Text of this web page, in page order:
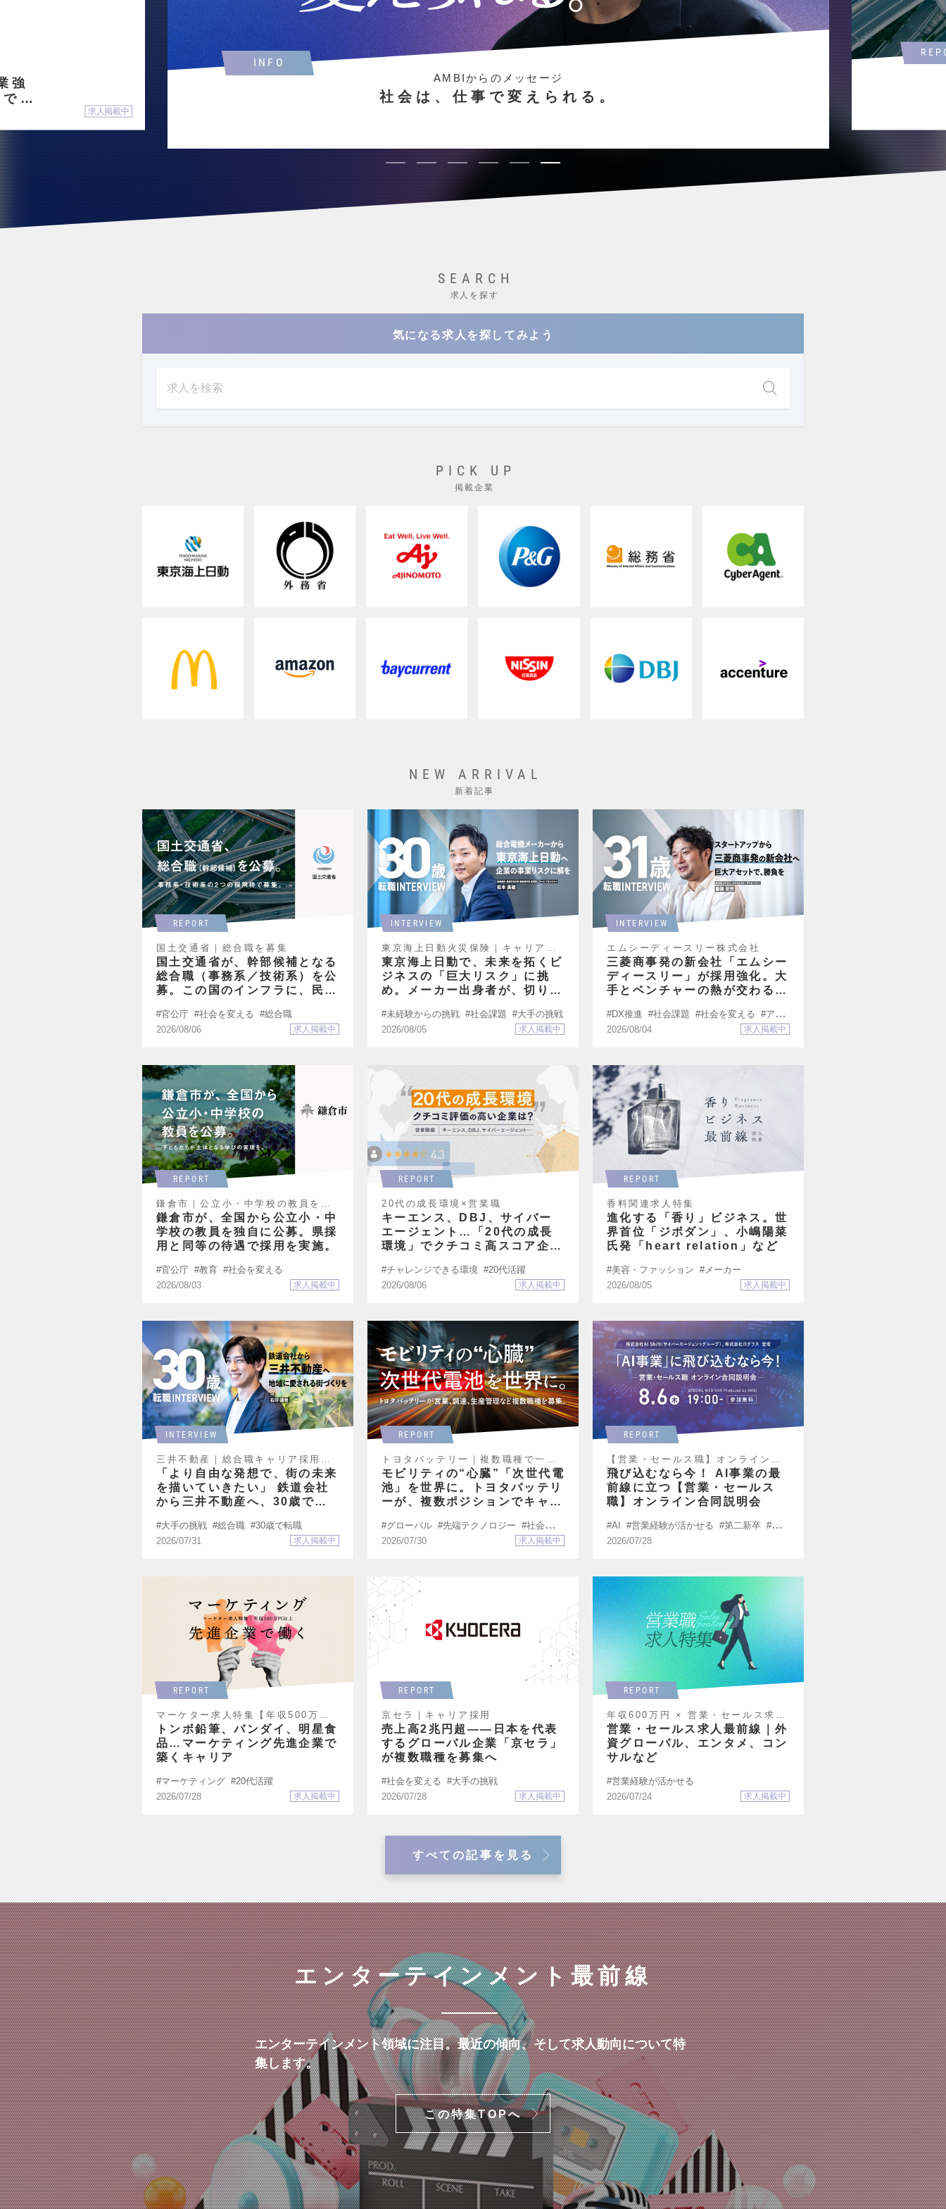
求人掲載中
INFO
AMBIからのメッセージ
社会は、仕事で変えられる。
REPORT
SEARCH
求人を探す
気になる求人を探してみよう
求人を検索
PICK UP
掲載企業
NEW ARRIVAL
新着記事
REPORT
国土交通省｜総合職を募集
国土交通省が、幹部候補となる
総合職（事務系／技術系）を公
募。この国のインフラに、民間
官公庁 社会を変える
総合職
2026/08/06
求人掲載中
INTERVIEW
東京海上日動火災保険｜キャリア採
用
東京海上日動で、未来を拓くビ
ジネスの「巨大リスク」に挑
め。メーカー出身者が、切り拓
未経験からの挑戦 社会課題
大手の挑戦
2026/08/05
求人掲載中
INTERVIEW
エムシーディースリー株式会社
三菱商事発の新会社「エムシー
ディースリー」が採用強化。大
手とベンチャーの熱が交わるフ
DX推進 社会課題 社会を変える
アン
ビで転職しました
2026/08/04 求人掲載中
REPORT
鎌倉市｜公立小・中学校の教員を公
募
鎌倉市が、全国から公立小・中
学校の教員を独自に公募。県採
用と同等の待遇で採用を実施。
官公庁 教育
社会を変える
2026/08/03
求人掲載中
REPORT
20代の成長環境×営業職
キーエンス、DBJ、サイバー
エージェント…「20代の成長
環境」でクチコミ高スコア企業
チャレンジできる環境
20代活躍
2026/08/06
求人掲載中
REPORT
香料関連求人特集
進化する「香り」ビジネス。世
界首位「ジボダン」、小嶋陽菜
氏発「heart relation」など
美容・ファッション
メーカー
2026/08/05
求人掲載中
INTERVIEW
三井不動産｜総合職キャリア採用｜
特別インタビュー
「より自由な発想で、街の未来
を描いていきたい」 鉄道会社
から三井不動産へ、30歳での
大手の挑戦 総合職
30歳で転職
2026/07/31
求人掲載中
REPORT
トヨタバッテリー｜複数職種で一斉
募集
モビリティの“心臓”「次世代電
池」を世界に。トヨタバッテリ
ーが、複数ポジションでキャリ
グローバル 先端テクノロジー
社会を変
える
2026/07/30 求人掲載中
REPORT
【営業・セールス職】オンライン合
同説明会｜8月6日（木）19:00～
飛び込むなら今！ AI事業の最
前線に立つ【営業・セールス
職】オンライン合同説明会
AI 営業経験が活かせる 第二新卒
オン
ライン説明会
2026/07/28
REPORT
マーケター求人特集【年収500万円
以上】
トンボ鉛筆、バンダイ、明星食
品…マーケティング先進企業で
築くキャリア
マーケティング
20代活躍
2026/07/28
求人掲載中
REPORT
京セラ｜キャリア採用
売上高2兆円超――日本を代表
するグローバル企業「京セラ」
が複数職種を募集へ
社会を変える
大手の挑戦
2026/07/28
求人掲載中
REPORT
年収600万円 × 営業・セールス求人
特集｜2026年7月版
営業・セールス求人最前線｜外
資グローバル、エンタメ、コン
サルなど
営業経験が活かせる
2026/07/24
求人掲載中
すべての記事を見る
エンターテインメント最前線
エンターテインメント領域に注目。最近の傾向、そして求人動向について特
集します。
この特集TOPへ